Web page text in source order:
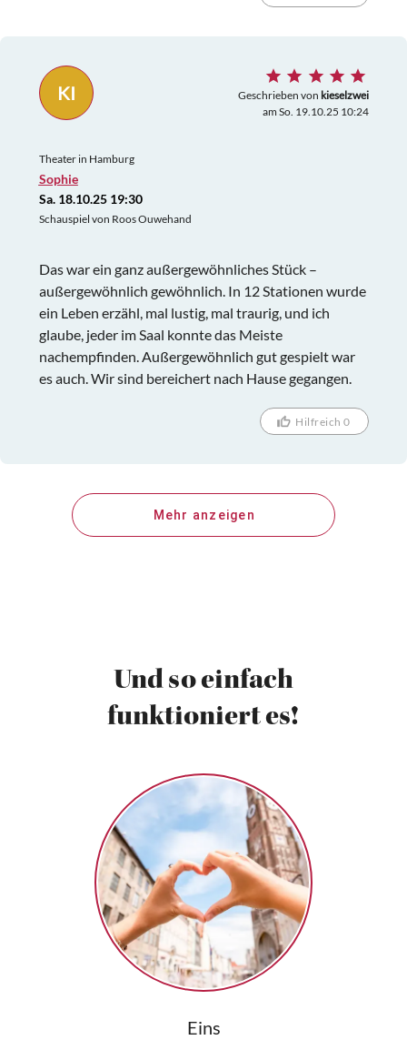
KI Geschrieben von kieselzwei
am So. 19.10.25 10:24
Theater in Hamburg
Sophie
Sa. 18.10.25 19:30
Schauspiel von Roos Ouwehand
Das war ein ganz außergewöhnliches Stück –
außergewöhnlich gewöhnlich. In 12 Stationen wurde
ein Leben erzähl, mal lustig, mal traurig, und ich
glaube, jeder im Saal konnte das Meiste
nachempfinden. Außergewöhnlich gut gespielt war
es auch. Wir sind bereichert nach Hause gegangen.
Hilfreich 0
Mehr anzeigen
Und so einfach
funktioniert es!
Eins